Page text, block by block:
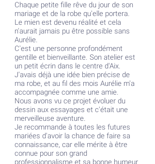
Chaque petite fille rêve du jour de son
mariage et de la robe qu'elle portera.
Le mien est devenu réalité et cela
n'aurait jamais pu être possible sans
Aurélie.
C'est une personne profondément
gentille et bienveillante. Son atelier est
un petit écrin dans le centre d'Aix.
J'avais déjà une idée bien précise de
ma robe, et au fil des mois Aurélie m'a
accompagnée comme une amie.
Nous avons vu ce projet évoluer du
dessin aux essayages et c'était une
merveilleuse aventure.
Je recommande à toutes les futures
mariées d'avoir la chance de faire sa
connaissance, car elle mérite à être
connue pour son grand
professionnalisme et sa bonne humeur